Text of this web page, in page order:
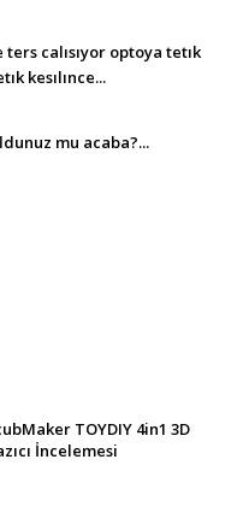
calısıyor optoya tetık
kesılınce...
mu acaba?...
TOYDIY 4in1 3D
İncelemesi